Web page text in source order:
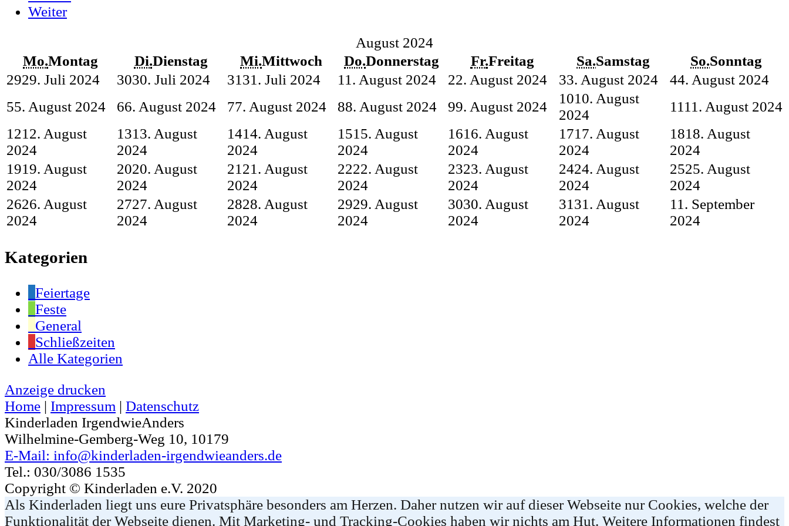
Weiter
August 2024
Mo.Montag Di.Dienstag Mi.Mittwoch Do.Donnerstag Fr.Freitag Sa.Samstag So.Sonntag
2929. Juli 2024 3030. Juli 2024 31 31. Juli 2024 1 1. August 2024 22. August 2024 33. August 2024 44. August 2024
55. August 2024 66. August 2024 77. August 2024 88. August 2024 99. August 2024
1010. August
2024
11 11. August 2024
1212. August
2024
1313. August
2024
1414. August
2024
1515. August
2024
1616. August
2024
1717. August
2024
1818. August
2024
1919. August
2024
2020. August
2024
21 21. August
2024
2222. August
2024
2323. August
2024
2424. August
2024
2525. August
2024
2626. August
2024
2727. August
2024
2828. August
2024
2929. August
2024
3030. August
2024
31 31. August
2024
1 1. September
2024
Kategorien
Feiertage
Feste
General
Schließzeiten
Alle Kategorien
Anzeige drucken
Home | Impressum | Datenschutz
Kinderladen IrgendwieAnders
Wilhelmine-Gemberg-Weg 10, 10179
E-Mail: info@kinderladen-irgendwieanders.de
Tel.: 030/3086 1535
Copyright © Kinderladen e.V. 2020
Als Kinderladen liegt uns eure Privatsphäre besonders am Herzen. Daher nutzen wir auf dieser Webseite nur Cookies, welche der
Funktionalität der Webseite dienen. Mit Marketing- und Tracking-Cookies haben wir nichts am Hut. Weitere Informationen findest